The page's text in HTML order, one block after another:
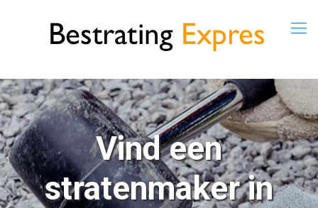
Vind een
stratenmaker in